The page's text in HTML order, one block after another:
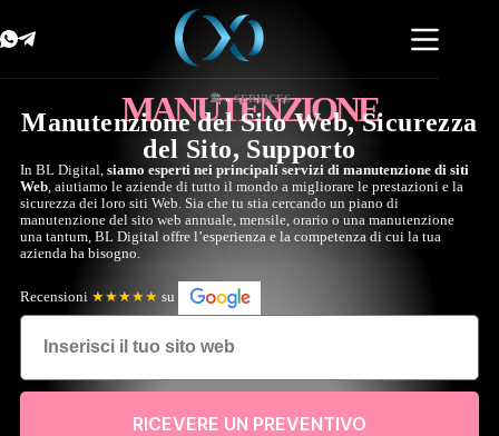
🏛️»SERVICES
MANUTENZIONE
Manutenzione del Sito Web, Sicurezza
del Sito, Supporto
In BL Digital, siamo esperti nei principali servizi di manutenzione di siti
Web, aiutiamo le aziende di tutto il mondo a migliorare le prestazioni e la
sicurezza dei loro siti Web. Sia che tu stia cercando un piano di
manutenzione del sito web annuale, mensile, orario o una manutenzione
una tantum, BL Digital offre l’esperienza e la competenza di cui la tua
azienda ha bisogno.
Recensioni ★★★★★ su
RICEVERE UN PREVENTIVO